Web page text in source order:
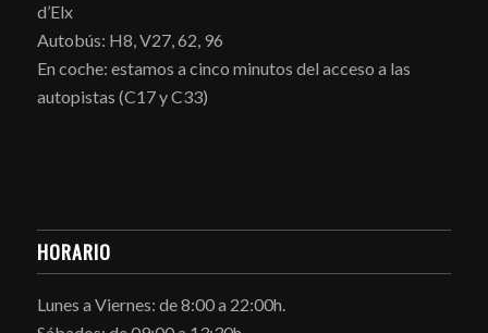
d’Elx
Autobús: H8, V27, 62, 96
En coche: estamos a cinco minutos del acceso a las
autopistas (C17 y C33)
HORARIO
Lunes a Viernes: de 8:00 a 22:00h.